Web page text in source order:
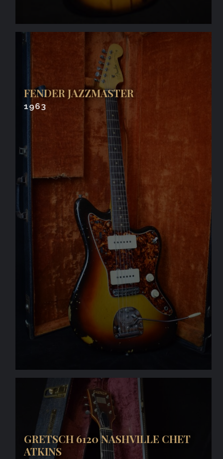
FENDER JAZZMASTER
1963
GRETSCH 6120 NASHVILLE CHET
ATKINS